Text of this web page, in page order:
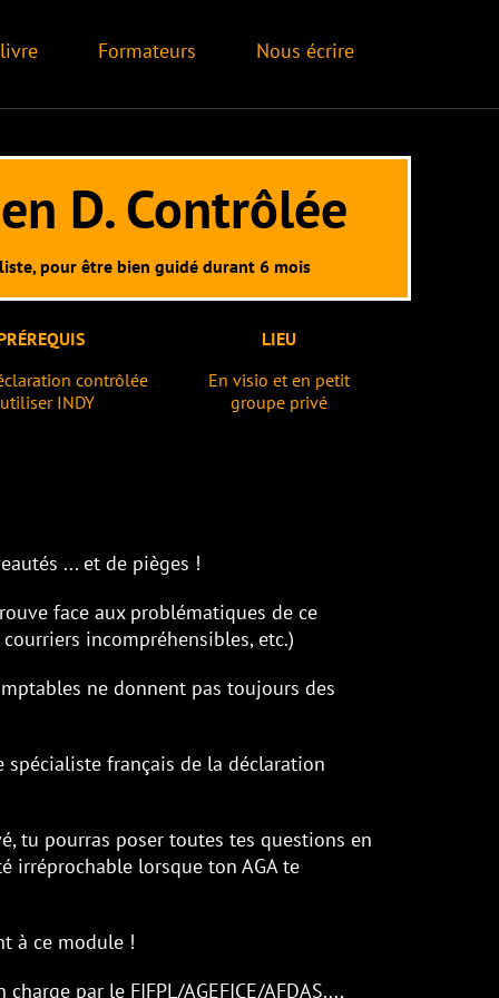
Nous écrire
durant 6 mois
En visio et en petit
groupe privé
!
de ce
etc.)
pas toujours des
de la déclaration
tes questions en
ton AGA te
AFDAS...,